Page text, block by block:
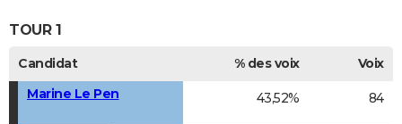
TOUR 1
Candidat % des voix
Voix
Marine Le Pen
43,52% 84